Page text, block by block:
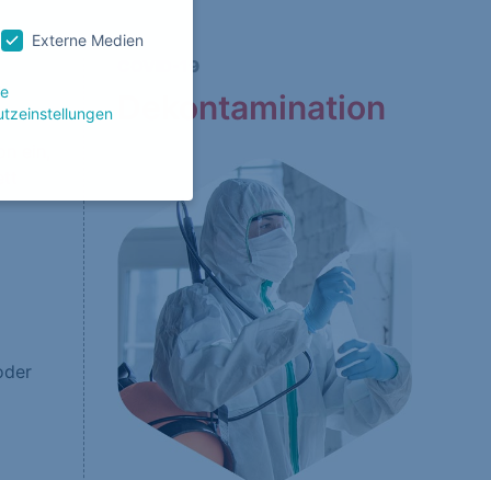
ein,
COVID-19
Dekontamination
Externe Medien
ganzen Kategorien
Zurück
erforderlich.